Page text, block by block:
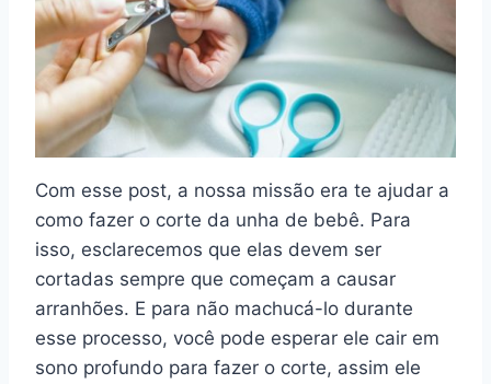
Com esse post, a nossa missão era te ajudar a
como fazer o corte da unha de bebê. Para
isso, esclarecemos que elas devem ser
cortadas sempre que começam a causar
arranhões. E para não machucá-lo durante
esse processo, você pode esperar ele cair em
sono profundo para fazer o corte, assim ele